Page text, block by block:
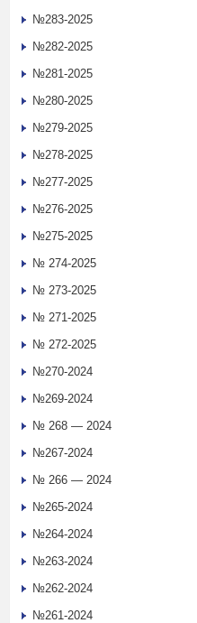
№283-2025
№282-2025
№281-2025
№280-2025
№279-2025
№278-2025
№277-2025
№276-2025
№275-2025
№ 274-2025
№ 273-2025
№ 271-2025
№ 272-2025
№270-2024
№269-2024
№ 268 — 2024
№267-2024
№ 266 — 2024
№265-2024
№264-2024
№263-2024
№262-2024
№261-2024